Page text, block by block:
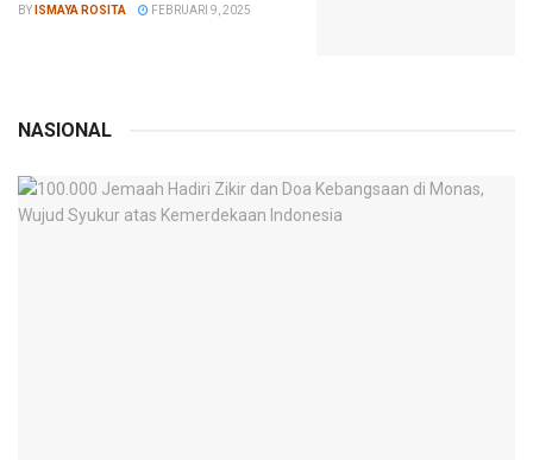
BY ISMAYA ROSITA FEBRUARI 9, 2025
NASIONAL